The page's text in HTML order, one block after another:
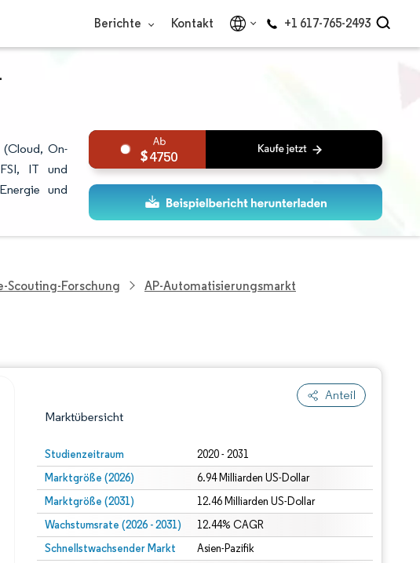
Berichte Kontakt +1 617-765-2493
(Cloud, On-
IT und
und
4750
Scouting-Forschung AP-Automatisierungsmarkt
Anteil
Marktübersicht
Studienzeitraum 2020 - 2031
Marktgröße (2026) 6.94 Milliarden US-Dollar
Marktgröße (2031) 12.46 Milliarden US-Dollar
Wachstumsrate (2026 - 2031) 12.44% CAGR
Schnellstwachsender Markt Asien-Pazifik